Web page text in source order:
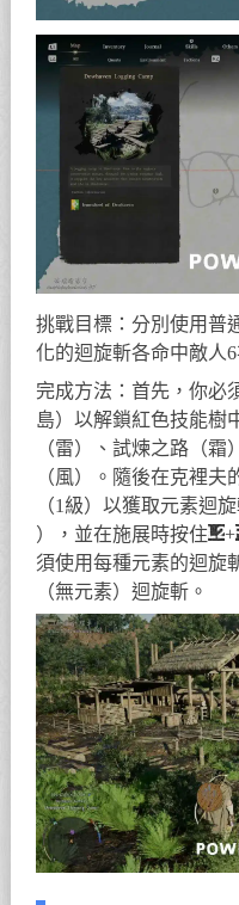
挑戰目標：分別使用普
化的迴旋斬各命中敵人6
完成方法：首先，你必
島）以解鎖紅色技能樹
（雷）、試煉之路（
（風）。隨後在克裡夫
（1級）以獲取元素迴
），並在施展時按住
+
須使用每種元素的迴旋
（無元素）迴旋斬。